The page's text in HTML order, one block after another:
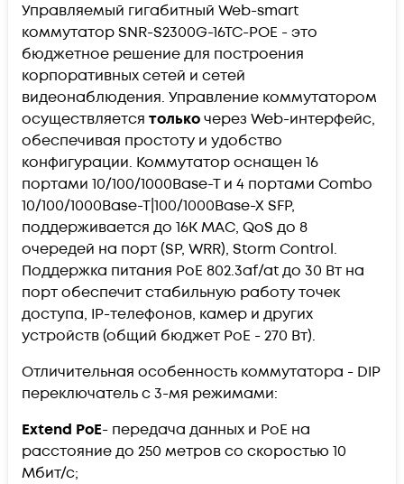
Управляемый гигабитный Web-smart
коммутатор SNR-S2300G-16TC-POE - это
бюджетное решение для построения
корпоративных сетей и сетей
видеонаблюдения. Управление коммутатором
осуществляется толькочерез Web-интерфейс,
обеспечивая простоту и удобство
конфигурации. Коммутатор оснащен 16
портами 10/100/1000Base-T и 4 портами Combo
10/100/1000Base-T|100/1000Base-X SFP,
поддерживается до 16K MAC, QoS до 8
очередей на порт (SP, WRR), Storm Control.
Поддержка питания PoE 802.3af/at до 30 Вт на
порт обеспечит стабильную работу точек
доступа, IP-телефонов, камер и других
устройств (общий бюджет PoE - 270 Вт).
Отличительная особенность коммутатора - DIP
переключатель с 3-мя режимами:
Extend PoE- передача данных и PoE на
расстояние до 250 метров со скоростью 10
Мбит/с;